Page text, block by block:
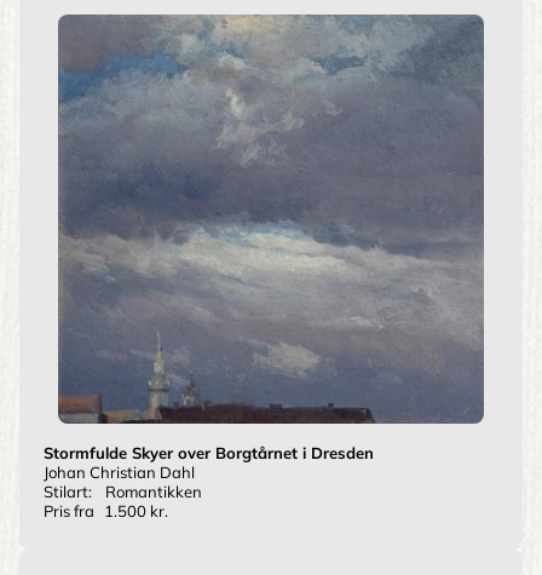
Stormfulde Skyer over Borgtårnet i Dresden
Johan Christian Dahl
Stilart:
Romantikken
Pris fra
1.500 kr.